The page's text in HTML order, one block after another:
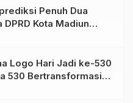
Penuh Dua
DPRD Kota Madiun
Penanganan
Logo Hari Jadi ke-530
530 Bertransformasi